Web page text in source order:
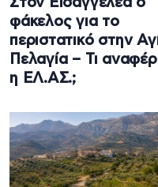
φάκελος για το
περιστατικό στην
Πελαγία – Τι
η ΕΛ.ΑΣ.;